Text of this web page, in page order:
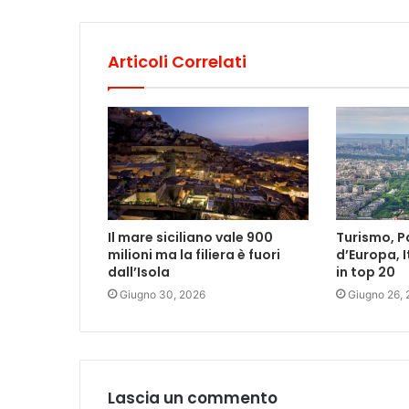
Articoli Correlati
Il mare siciliano vale 900
milioni ma la filiera è fuori
dall’Isola
Giugno 30, 2026
Turismo,
in top 20
Giugno 26,
Lascia un commento